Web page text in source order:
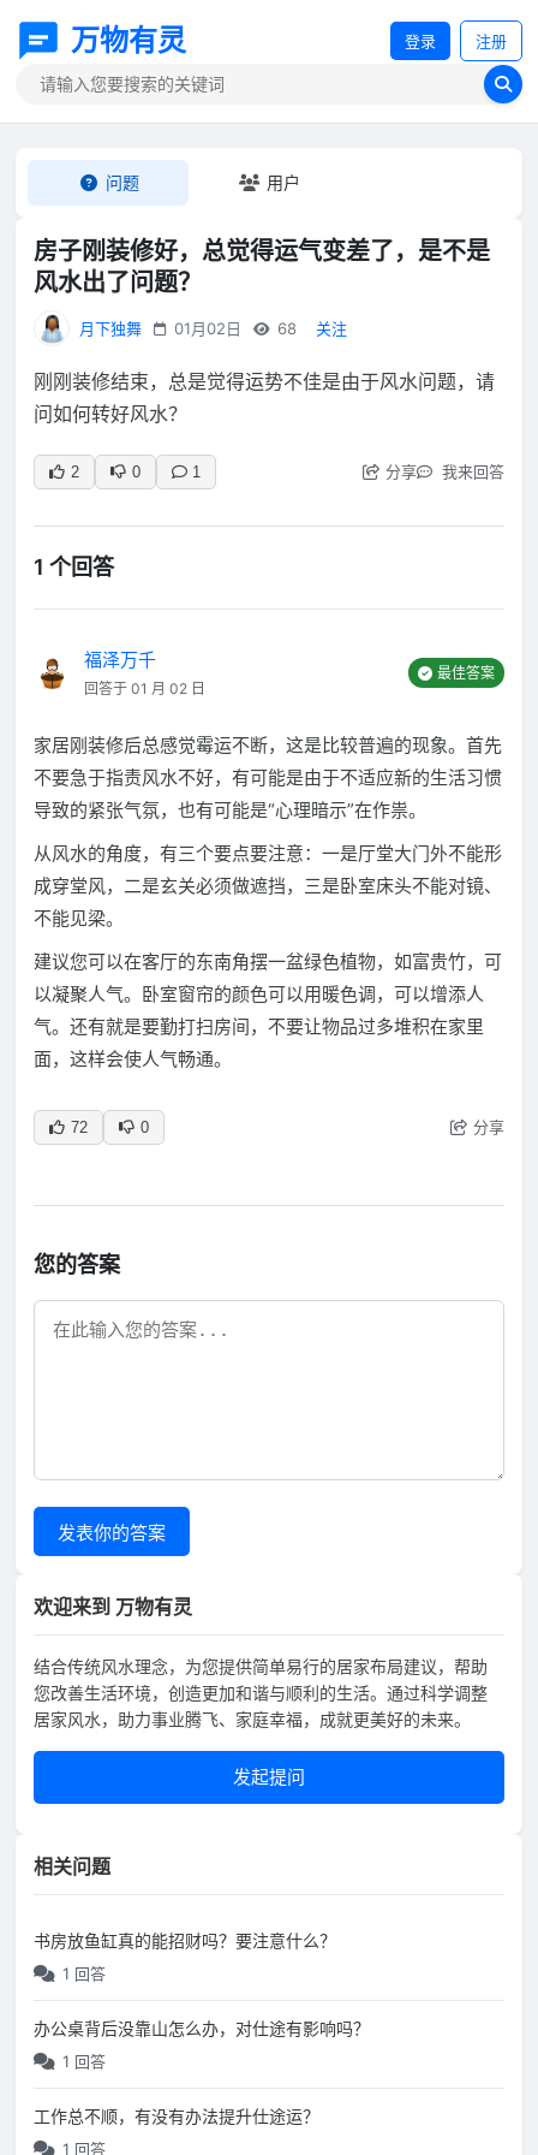
万物有灵 登录 注册
问题 用户
房子刚装修好，总觉得运气变差了，是不是
风水出了问题？
月下独舞 01月02日 68 关注
刚刚装修结束，总是觉得运势不佳是由于风水问题，请
问如何转好风水？
2 0 1 分享 我来回答
1 个回答
福泽万千
回答于 01 月 02 日
最佳答案
家居刚装修后总感觉霉运不断，这是比较普遍的现象。首先
不要急于指责风水不好，有可能是由于不适应新的生活习惯
导致的紧张气氛，也有可能是“心理暗示”在作祟。
从风水的角度，有三个要点要注意：一是厅堂大门外不能形
成穿堂风，二是玄关必须做遮挡，三是卧室床头不能对镜、
不能见梁。
建议您可以在客厅的东南角摆一盆绿色植物，如富贵竹，可
以凝聚人气。卧室窗帘的颜色可以用暖色调，可以增添人
气。还有就是要勤打扫房间，不要让物品过多堆积在家里
面，这样会使人气畅通。
72 0 分享
您的答案
发表你的答案
欢迎来到 万物有灵
结合传统风水理念，为您提供简单易行的居家布局建议，帮助
您改善生活环境，创造更加和谐与顺利的生活。通过科学调整
居家风水，助力事业腾飞、家庭幸福，成就更美好的未来。
发起提问
相关问题
书房放鱼缸真的能招财吗？要注意什么？
1 回答
办公桌背后没靠山怎么办，对仕途有影响吗？
1 回答
工作总不顺，有没有办法提升仕途运？
1 回答